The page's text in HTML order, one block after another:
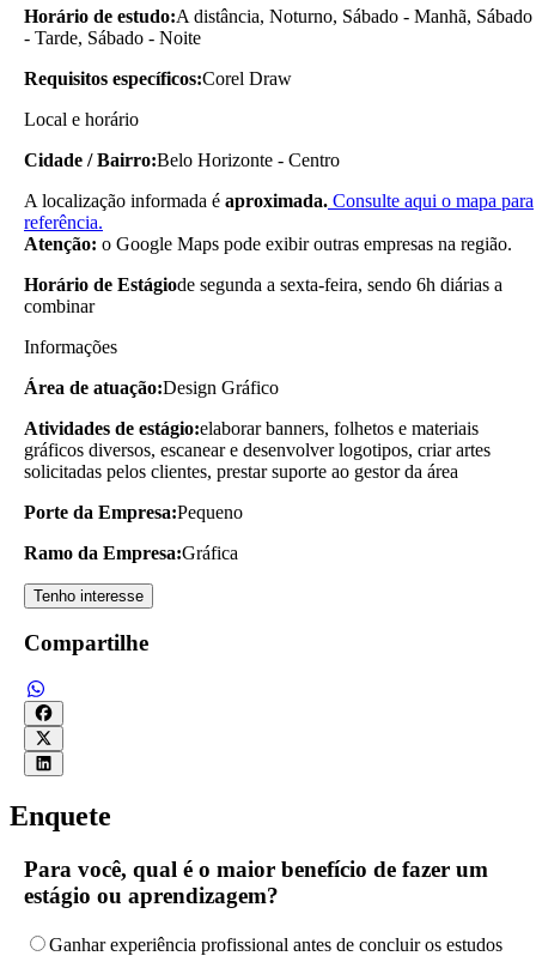
Horário de estudo:A distância, Noturno, Sábado - Manhã, Sábado
- Tarde, Sábado - Noite
Requisitos específicos:Corel Draw
Local e horário
Cidade / Bairro:Belo Horizonte - Centro
A localização informada é aproximada. Consulte aqui o mapa para
referência.
Atenção: o Google Maps pode exibir outras empresas na região.
Horário de Estágiode segunda a sexta-feira, sendo 6h diárias a
combinar
Informações
Área de atuação:Design Gráfico
Atividades de estágio:elaborar banners, folhetos e materiais
gráficos diversos, escanear e desenvolver logotipos, criar artes
solicitadas pelos clientes, prestar suporte ao gestor da área
Porte da Empresa:Pequeno
Ramo da Empresa:Gráfica
Tenho interesse
Compartilhe
Enquete
Para você, qual é o maior benefício de fazer um
estágio ou aprendizagem?
Ganhar experiência profissional antes de concluir os estudos